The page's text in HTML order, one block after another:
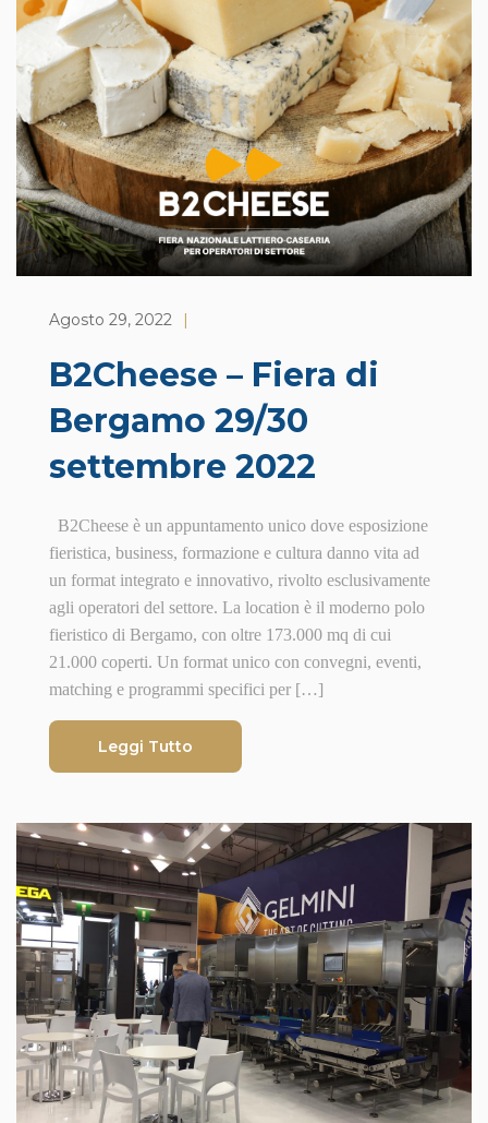
Agosto 29, 2022 |
B2Cheese – Fiera di
Bergamo 29/30
settembre 2022
B2Cheese è un appuntamento unico dove esposizione
fieristica, business, formazione e cultura danno vita ad
un format integrato e innovativo, rivolto esclusivamente
agli operatori del settore. La location è il moderno polo
fieristico di Bergamo, con oltre 173.000 mq di cui
21.000 coperti. Un format unico con convegni, eventi,
matching e programmi specifici per […]
Leggi Tutto